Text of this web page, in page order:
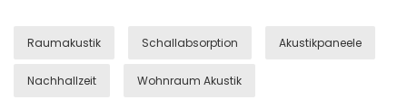
Raumakustik Schallabsorption Akustikpaneele
Nachhallzeit Wohnraum Akustik